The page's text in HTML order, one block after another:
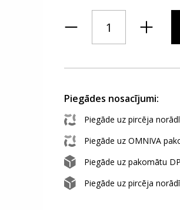
Piegādes nosacījumi:
Piegāde uz pircēja
Piegāde uz OMNIVA
Piegāde uz pakomātu
Piegāde uz pircēja